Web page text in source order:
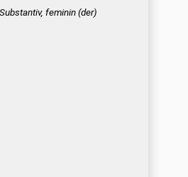
feminin(der)